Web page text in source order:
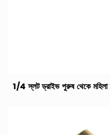
1/4 স্লট ড্রাইভ পুরুষ থেকে মহিলা